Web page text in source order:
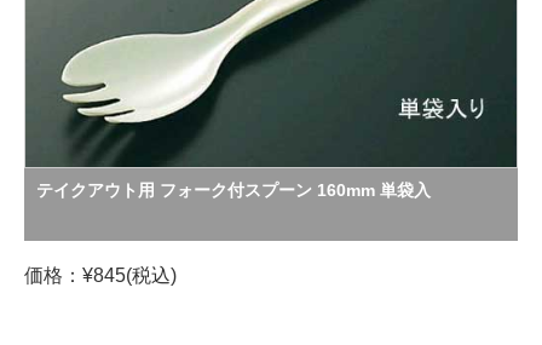
テイクアウト用 フォーク付スプーン 160mm 単袋入
価格：¥845(税込)